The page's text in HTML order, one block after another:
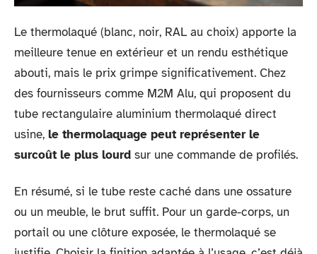
Le thermolaqué (blanc, noir, RAL au choix) apporte la
meilleure tenue en extérieur et un rendu esthétique
abouti, mais le prix grimpe significativement. Chez
des fournisseurs comme M2M Alu, qui proposent du
tube rectangulaire aluminium thermolaqué direct
usine, le thermolaquage peut représenter le
surcoût le plus lourd sur une commande de profilés.
En résumé, si le tube reste caché dans une ossature
ou un meuble, le brut suffit. Pour un garde-corps, un
portail ou une clôture exposée, le thermolaqué se